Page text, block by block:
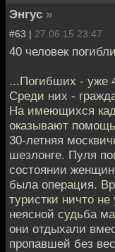
Энгус »
#63 | 27.06.15 23:47
40 человек
...Погибших - уже
Среди них -
На имеющихся
оказывают
30-летняя
шезлонге. Пуля
состоянии
была операция.
туристки ничто
неясной судьба
они отдыхали
пропавшей без